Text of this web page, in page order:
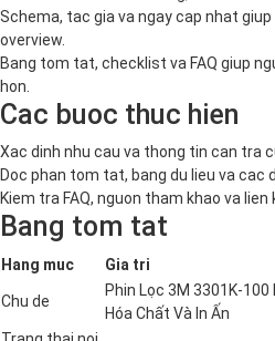
Schema, tac gia va ngay cap nhat giup
overview.
Bang tom tat, checklist va FAQ giup
hon.
Cac buoc thuc hien
Xac dinh nhu cau va thong tin can tra
Doc phan tom tat, bang du lieu va cac
Kiem tra FAQ, nguon tham khao va
Bang tom tat
Hang muc Gia tri
Chu de
Phin Lọc 3M 3301K-
Hóa Chất Và In Ấn